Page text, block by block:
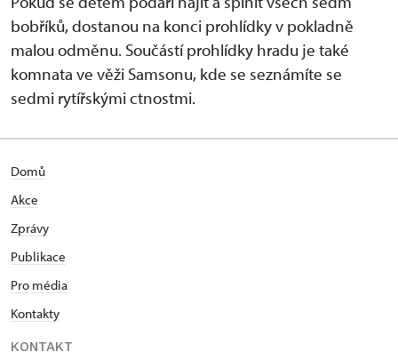
bobříků, dostanou na konci prohlídky v pokladně
malou odměnu. Součástí prohlídky hradu je také
komnata ve věži Samsonu, kde se seznámíte se
sedmi rytířskými ctnostmi.
Domů
Akce
Zprávy
Publikace
Pro média
Kontakty
KONTAKT